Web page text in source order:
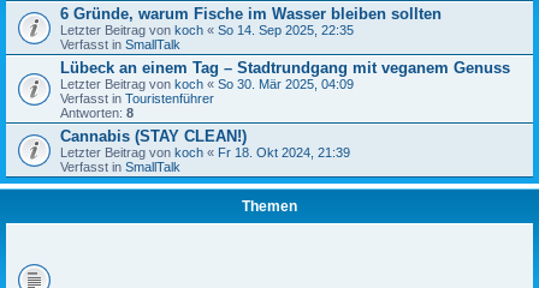
6 Gründe, warum Fische im Wasser bleiben sollten
Letzter Beitrag von koch « So 14. Sep 2025, 22:35
Verfasst in SmallTalk
Lübeck an einem Tag – Stadtrundgang mit veganem Genuss
Letzter Beitrag von koch « So 30. Mär 2025, 04:09
Verfasst in Touristenführer
Antworten: 8
Cannabis (STAY CLEAN!)
Letzter Beitrag von koch « Fr 18. Okt 2024, 21:39
Verfasst in SmallTalk
Themen